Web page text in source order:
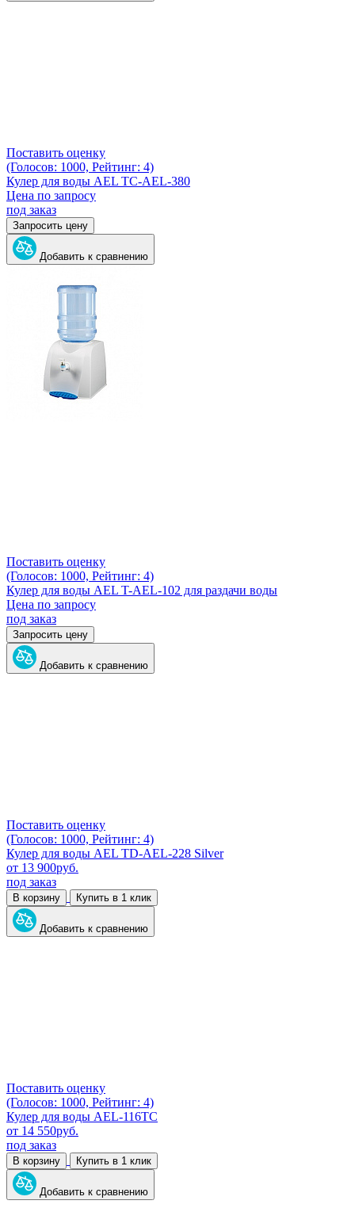
Поставить оценку
(Голосов: 1000, Рейтинг: 4)
Кулер для воды AEL TC-AEL-380
Цена по запросу
под заказ
Запросить цену
Добавить к сравнению
Поставить оценку
(Голосов: 1000, Рейтинг: 4)
Кулер для воды AEL T-AEL-102 для раздачи воды
Цена по запросу
под заказ
Запросить цену
Добавить к сравнению
Поставить оценку
(Голосов: 1000, Рейтинг: 4)
Кулер для воды AEL TD-AEL-228 Silver
от 13 900руб.
под заказ
В корзину Купить в 1 клик
Добавить к сравнению
Поставить оценку
(Голосов: 1000, Рейтинг: 4)
Кулер для воды AEL-116TC
от 14 550руб.
под заказ
В корзину Купить в 1 клик
Добавить к сравнению